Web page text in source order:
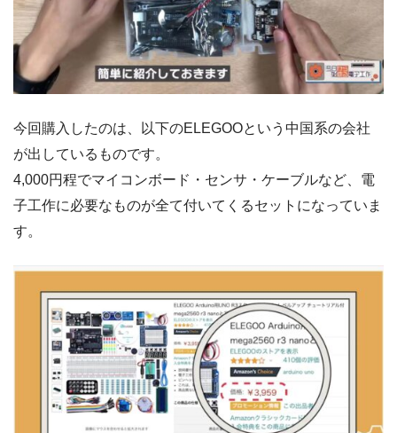
今回購入したのは、以下のELEGOOという中国系の会社
が出しているものです。
4,000円程でマイコンボード・センサ・ケーブルなど、電
子工作に必要なものが全て付いてくるセットになっていま
す。